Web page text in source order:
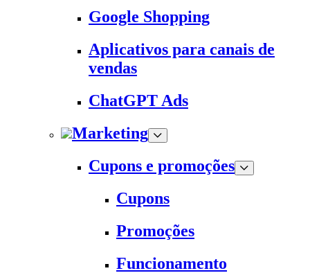
Google Shopping
Aplicativos para canais de
vendas
ChatGPT Ads
Marketing
Cupons e promoções
Cupons
Promoções
Funcionamento